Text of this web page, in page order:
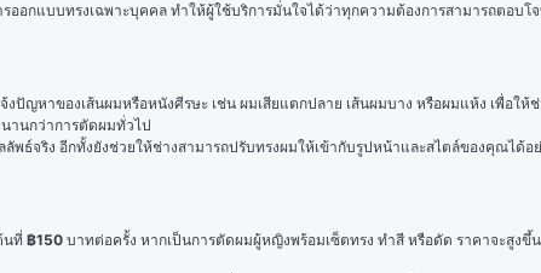
ออกแบบทรงเฉพาะบุคคล ทำให้ผู้ใช้บริการมั่นใจได้ว่าทุกความต้องการสามารถตอบโ
ปัญหาของเส้นผมหรือหนังศีรษะ เช่น ผมเสียแตกปลาย เส้นผมบาง หรือผมแห้ง เพื่อ
นานกว่าการตัดผมทั่วไป
ธ์จริง อีกทั้งยังช่วยให้ช่างสามารถปรับทรงผมให้เข้ากับรูปหน้าและสไตล์ของคุณได้อ
นที่ ฿150 บาทต่อครั้ง หากเป็นการตัดผมผู้หญิงพร้อมเซ็ตทรง ทำสี หรือดัด ราคาจะสูง